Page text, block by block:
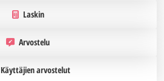
Laskin
Arvostelu
Käyttäjien arvostelut